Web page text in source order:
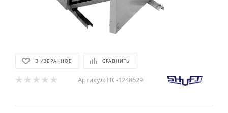
В ИЗБРАННОЕ СРАВНИТЬ
Артикул: НС-1248629